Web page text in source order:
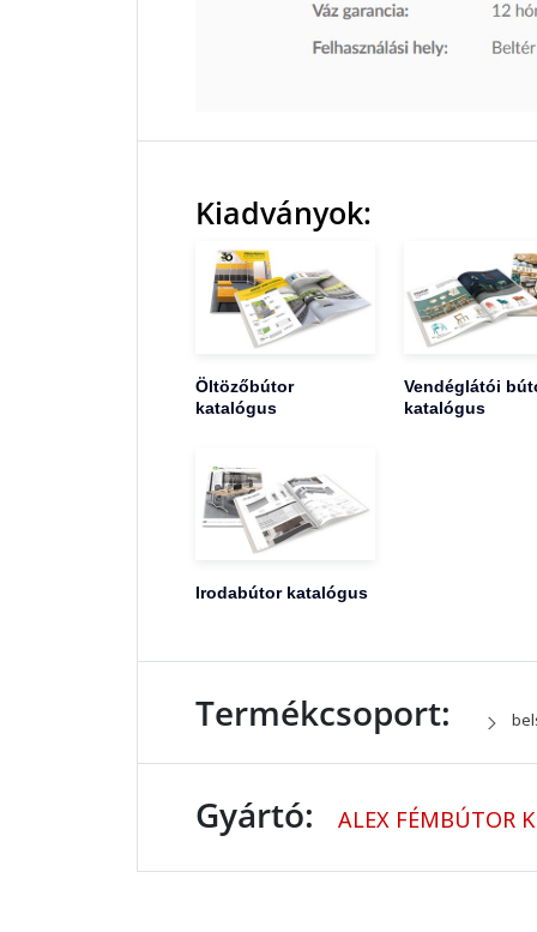
Kiadványok:
Öltözőbútor
katalógus
Vendéglátói
katalógus
Irodabútor katalógus
Termékcsoport:
Gyártó: ALEX FÉMBÚTOR